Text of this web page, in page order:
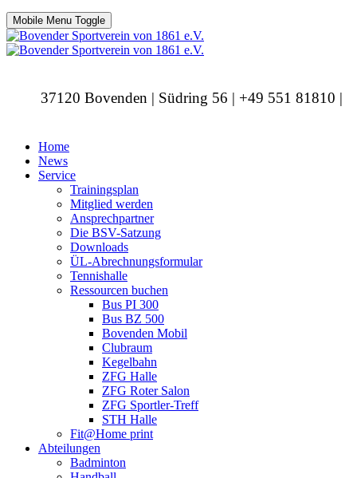
Mobile Menu Toggle
37120 Bovenden | Südring 56 | +49 551 81810 |
Home
News
Service
Trainingsplan
Mitglied werden
Ansprechpartner
Die BSV-Satzung
Downloads
ÜL-Abrechnungsformular
Tennishalle
Ressourcen buchen
Bus PI 300
Bus BZ 500
Bovenden Mobil
Clubraum
Kegelbahn
ZFG Halle
ZFG Roter Salon
ZFG Sportler-Treff
STH Halle
Fit@Home print
Abteilungen
Badminton